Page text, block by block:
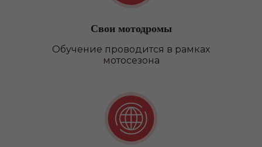
Свои мотодромы
Обучение проводится в рамках
мотосезона